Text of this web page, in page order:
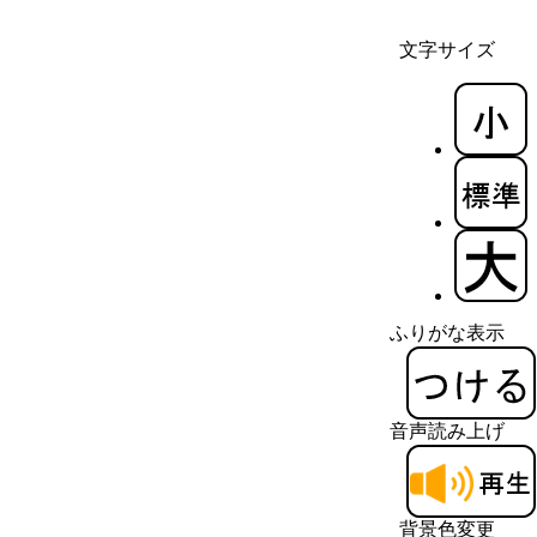
文字サイズ
ふりがな表示
音声読み上げ
背景色変更